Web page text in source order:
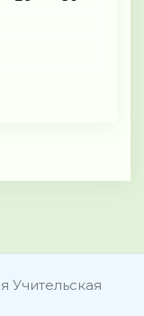
Учительская